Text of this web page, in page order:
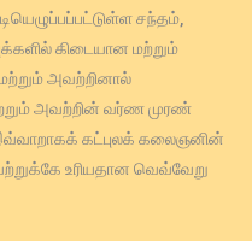
சந்தம்,
கிடையான மற்றும்
அவற்றினால்
அவற்றின் வர்ண முரண்
கட்புலக் கலைஞனின்
உரியதான வெவ்வேறு